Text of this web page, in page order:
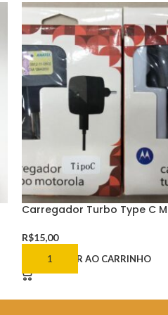
Carregador Turbo Type C M
R$15,00
ADICIONAR AO CARRINHO